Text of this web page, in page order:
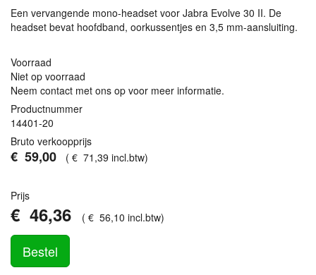
Een vervangende mono-headset voor Jabra Evolve 30 II. De
headset bevat hoofdband, oorkussentjes en 3,5 mm-aansluiting.
Voorraad
Niet op voorraad
Neem contact met ons op voor meer informatie.
Productnummer
14401-20
Bruto verkoopprijs
€ 59,00 ( € 71 ,39 incl.btw)
Prijs
€ 46,36 ( € 56,10 incl.btw)
Bestel